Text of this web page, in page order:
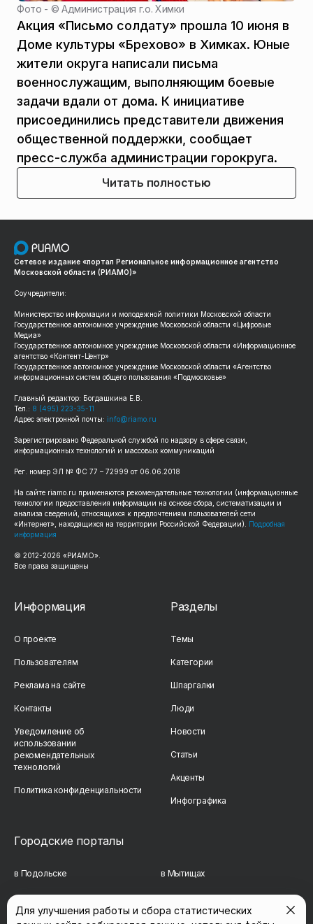
Фото - ©Администрация г.о. Химки
Акция «Письмо солдату» прошла 10 июня в
Доме культуры «Брехово» в Химках. Юные
жители округа написали письма
военнослужащим, выполняющим боевые
задачи вдали от дома. К инициативе
присоединились представители движения
общественной поддержки, сообщает
пресс-служба администрации горокруга.
Читать полностью
Сетевое издание «портал Региональное информационное агентство
Московской области (РИАМО)»
Соучредители:
Министерство информации и молодежной политики Московской области
Государственное автономное учреждение Московской области «Цифровые
Медиа»
Государственное автономное учреждение Московской области «Информационное
агентство «Контент-Центр»
Государственное автономное учреждение Московской области «Агентство
информационных систем общего пользования «Подмосковье»
Главный редактор: Богдашкина Е.В.
Тел.: 8 (495) 223-35-11
Адрес электронной почты: info@riamo.ru
Зарегистрировано Федеральной службой по надзору в сфере связи,
информационных технологий и массовых коммуникаций
Рег. номер ЭЛ № ФС 77 – 72999 от 06.06.2018
На сайте riamo.ru применяются рекомендательные технологии (информационные
технологии предоставления информации на основе сбора, систематизации и
анализа сведений, относящихся к предпочтениям пользователей сети
«Интернет», находящихся на территории Российской Федерации). Подробная
информация
© 2012-2026 «РИАМО».
Все права защищены
Информация
О проекте
Пользователям
Реклама на сайте
Контакты
Уведомление об
использовании
рекомендательных
технологий
Политика конфиденциальности
Разделы
Темы
Категории
Шпаргалки
Люди
Новости
Статьи
Акценты
Инфографика
Городские порталы
в Подольске в Мытищах
Для улучшения работы и сбора статистических